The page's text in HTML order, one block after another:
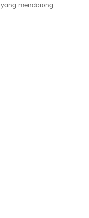
mendorong